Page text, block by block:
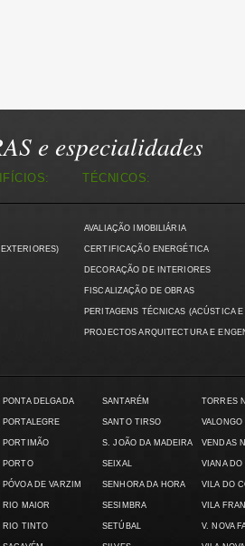
e especialidades
TÉCNICOS:
AVALIAÇÃO IMOBILIÁRIA
CERTIFICAÇÃO ENERGÉTICA
DECORAÇÃO DE INTERIORES
FISCALIZAÇÃO DE OBRAS
PERITAGENS TÉCNICAS (ACÚSTICA
PROJECTOS ARQUITECTURA E
PONTA DELGADA
PORTALEGRE
PORTIMÃO
PORTO
PÓVOA DE VARZIM
RIO MAIOR
RIO TINTO
SANTARÉM
SANTO TIRSO
S. JOÃO DA MADEIRA
SEIXAL
SENHORA DA HORA
SESIMBRA
SETÚBAL
TORRES
VALONGO
VENDAS
VIANA DO
VILA DO
VILA
V. NOVA